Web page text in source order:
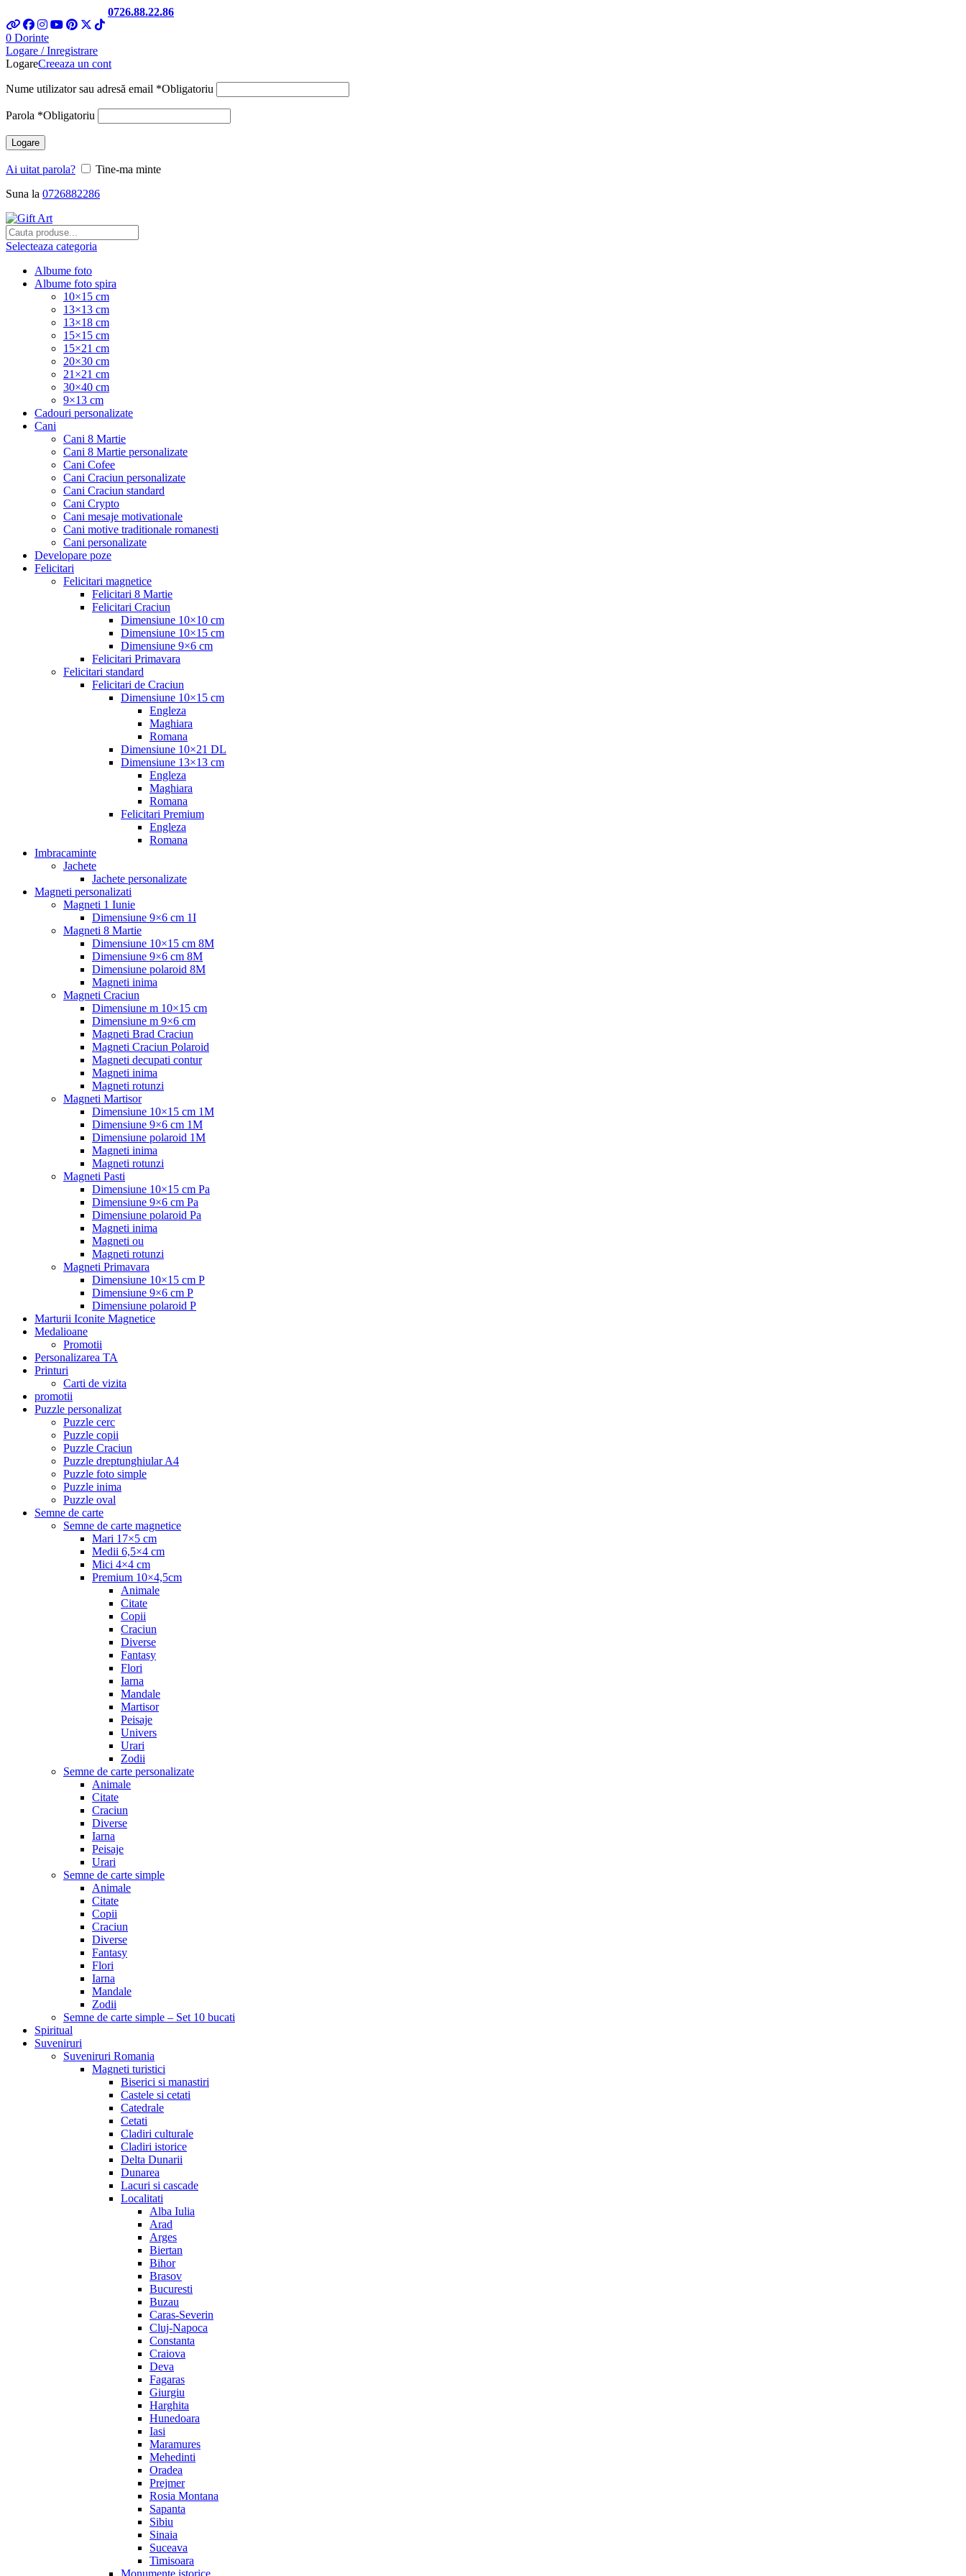
0726.88.22.86
0 Dorinte
Logare / Inregistrare
LogareCreeaza un cont
Nume utilizator sau adresă email *Obligatoriu
Parola *Obligatoriu
Logare
Ai uitat parola?
Tine-ma minte
Suna la 0726882286
Selecteaza categoria
Albume foto
Albume foto spira
10×15 cm
13×13 cm
13×18 cm
15×15 cm
15×21 cm
20×30 cm
21×21 cm
30×40 cm
9×13 cm
Cadouri personalizate
Cani
Cani 8 Martie
Cani 8 Martie personalizate
Cani Cofee
Cani Craciun personalizate
Cani Craciun standard
Cani Crypto
Cani mesaje motivationale
Cani motive traditionale romanesti
Cani personalizate
Developare poze
Felicitari
Felicitari magnetice
Felicitari 8 Martie
Felicitari Craciun
Dimensiune 10×10 cm
Dimensiune 10×15 cm
Dimensiune 9×6 cm
Felicitari Primavara
Felicitari standard
Felicitari de Craciun
Dimensiune 10×15 cm
Engleza
Maghiara
Romana
Dimensiune 10×21 DL
Dimensiune 13×13 cm
Engleza
Maghiara
Romana
Felicitari Premium
Engleza
Romana
Imbracaminte
Jachete
Jachete personalizate
Magneti personalizati
Magneti 1 Iunie
Dimensiune 9×6 cm 1I
Magneti 8 Martie
Dimensiune 10×15 cm 8M
Dimensiune 9×6 cm 8M
Dimensiune polaroid 8M
Magneti inima
Magneti Craciun
Dimensiune m 10×15 cm
Dimensiune m 9×6 cm
Magneti Brad Craciun
Magneti Craciun Polaroid
Magneti decupati contur
Magneti inima
Magneti rotunzi
Magneti Martisor
Dimensiune 10×15 cm 1M
Dimensiune 9×6 cm 1M
Dimensiune polaroid 1M
Magneti inima
Magneti rotunzi
Magneti Pasti
Dimensiune 10×15 cm Pa
Dimensiune 9×6 cm Pa
Dimensiune polaroid Pa
Magneti inima
Magneti ou
Magneti rotunzi
Magneti Primavara
Dimensiune 10×15 cm P
Dimensiune 9×6 cm P
Dimensiune polaroid P
Marturii Iconite Magnetice
Medalioane
Promotii
Personalizarea TA
Printuri
Carti de vizita
promotii
Puzzle personalizat
Puzzle cerc
Puzzle copii
Puzzle Craciun
Puzzle dreptunghiular A4
Puzzle foto simple
Puzzle inima
Puzzle oval
Semne de carte
Semne de carte magnetice
Mari 17×5 cm
Medii 6,5×4 cm
Mici 4×4 cm
Premium 10×4,5cm
Animale
Citate
Copii
Craciun
Diverse
Fantasy
Flori
Iarna
Mandale
Martisor
Peisaje
Univers
Urari
Zodii
Semne de carte personalizate
Animale
Citate
Craciun
Diverse
Iarna
Peisaje
Urari
Semne de carte simple
Animale
Citate
Copii
Craciun
Diverse
Fantasy
Flori
Iarna
Mandale
Zodii
Semne de carte simple – Set 10 bucati
Spiritual
Suveniruri
Suveniruri Romania
Magneti turistici
Biserici si manastiri
Castele si cetati
Catedrale
Cetati
Cladiri culturale
Cladiri istorice
Delta Dunarii
Dunarea
Lacuri si cascade
Localitati
Alba Iulia
Arad
Arges
Biertan
Bihor
Brasov
Bucuresti
Buzau
Caras-Severin
Cluj-Napoca
Constanta
Craiova
Deva
Fagaras
Giurgiu
Harghita
Hunedoara
Iasi
Maramures
Mehedinti
Oradea
Prejmer
Rosia Montana
Sapanta
Sibiu
Sinaia
Suceava
Timisoara
Monumente istorice